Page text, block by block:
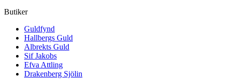
Butiker
Guldfynd
Hallbergs Guld
Albrekts Guld
Sif Jakobs
Efva Attling
Drakenberg Sjölin